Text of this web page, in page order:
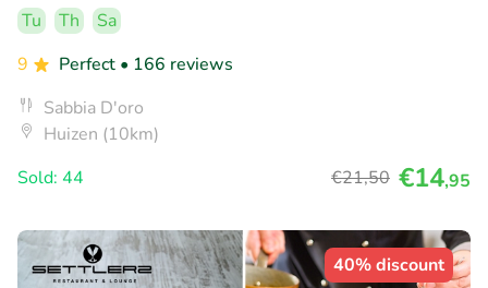
Tu Th
Sa
9
Perfect • 166 reviews
Sabbia D'oro
Huizen (10km)
Sold: 44
€21,50 €14,95
40% discount